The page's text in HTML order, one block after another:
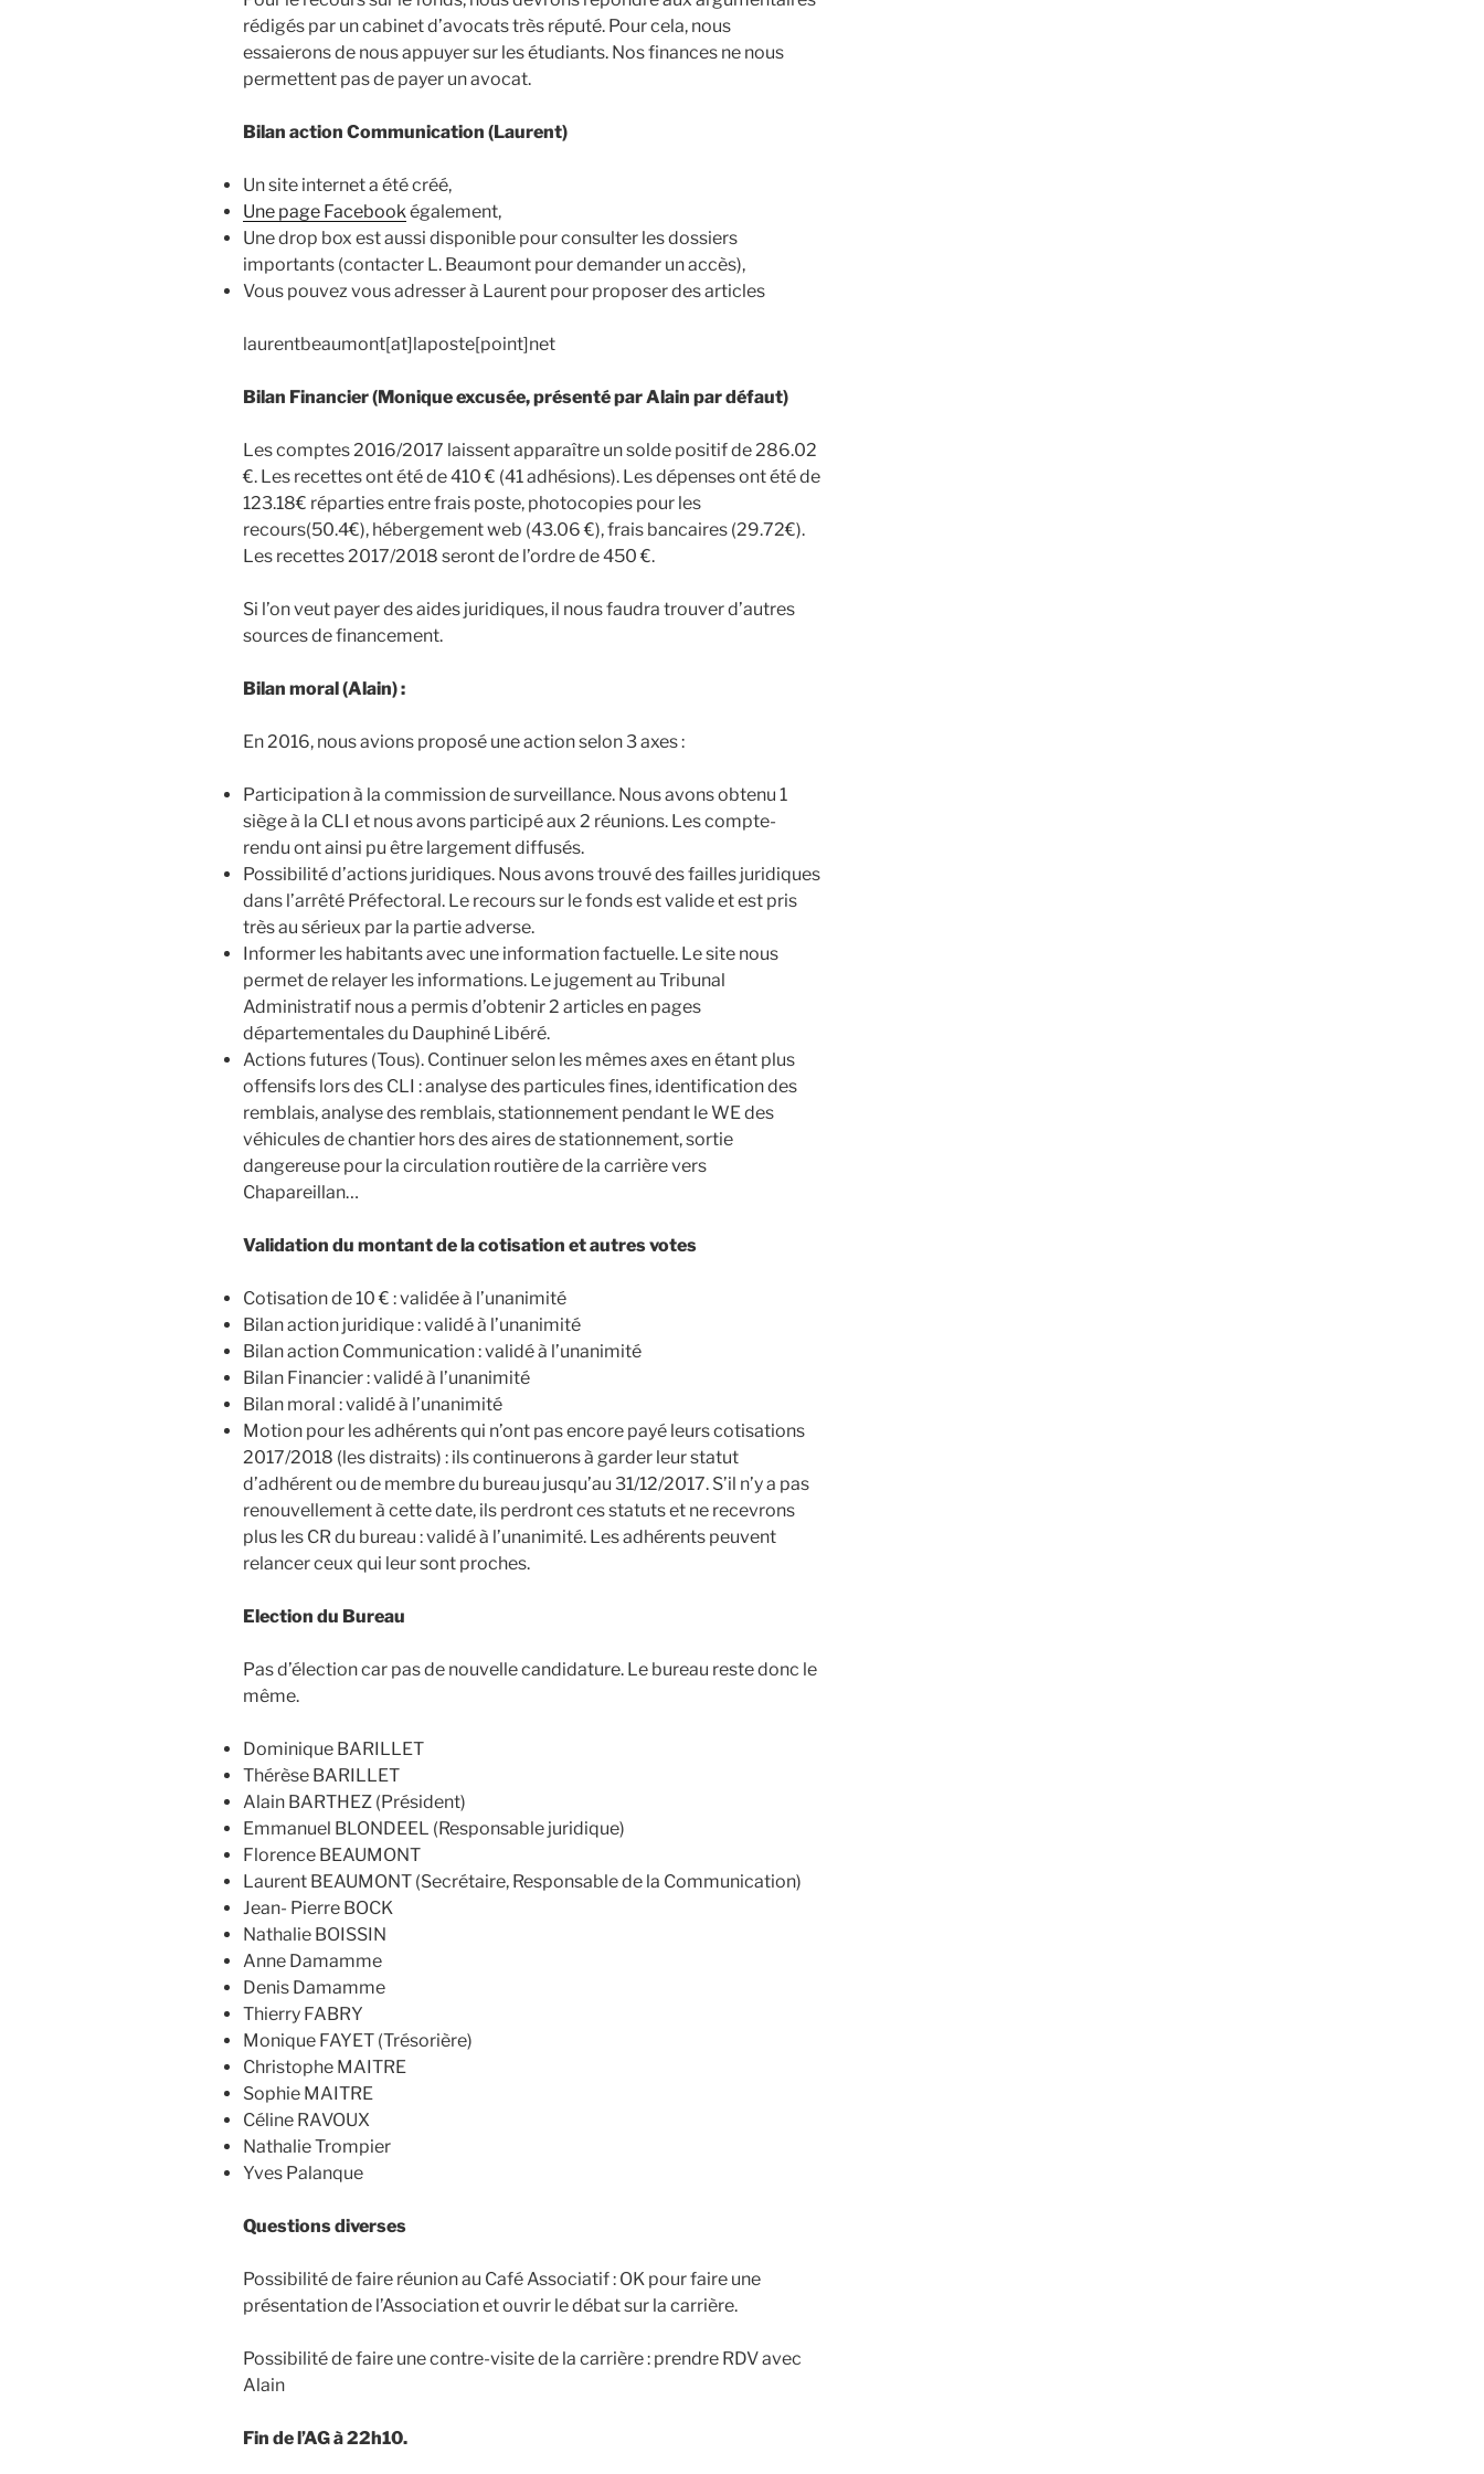
rédigés par un cabinet d’avocats très réputé. Pour cela, nous
essaierons de nous appuyer sur les étudiants. Nos finances ne nous
permettent pas de payer un avocat.
Bilan action Communication (Laurent)
Un site internet a été créé,
Une page Facebookégalement,
Une drop box est aussi disponible pour consulter les dossiers
importants (contacter L. Beaumont pour demander un accès),
Vous pouvez vous adresser à Laurent pour proposer des articles
laurentbeaumont[at]laposte[point]net
Bilan Financier (Monique excusée, présenté par Alain par défaut)
Les comptes 2016/2017 laissent apparaître un solde positif de 286.02
€. Les recettes ont été de 410 € (41 adhésions). Les dépenses ont été de
123.18€ réparties entre frais poste, photocopies pour les
recours(50.4€), hébergement web (43.06 €), frais bancaires (29.72€).
Les recettes 2017/2018 seront de l’ordre de 450 €.
Si l’on veut payer des aides juridiques, il nous faudra trouver d’autres
sources de financement.
Bilan moral (Alain) :
En 2016, nous avions proposé une action selon 3 axes :
Participation à la commission de surveillance. Nous avons obtenu 1
siège à la CLI et nous avons participé aux 2 réunions. Les compte-
rendu ont ainsi pu être largement diffusés.
Possibilité d’actions juridiques. Nous avons trouvé des failles juridiques
dans l’arrêté Préfectoral. Le recours sur le fonds est valide et est pris
très au sérieux par la partie adverse.
Informer les habitants avec une information factuelle. Le site nous
permet de relayer les informations. Le jugement au Tribunal
Administratif nous a permis d’obtenir 2 articles en pages
départementales du Dauphiné Libéré.
Actions futures (Tous). Continuer selon les mêmes axes en étant plus
offensifs lors des CLI : analyse des particules fines, identification des
remblais, analyse des remblais, stationnement pendant le WE des
véhicules de chantier hors des aires de stationnement, sortie
dangereuse pour la circulation routière de la carrière vers
Chapareillan…
Validation du montant de la cotisation et autres votes
Cotisation de 10 € : validée à l’unanimité
Bilan action juridique : validé à l’unanimité
Bilan action Communication : validé à l’unanimité
Bilan Financier : validé à l’unanimité
Bilan moral : validé à l’unanimité
Motion pour les adhérents qui n’ont pas encore payé leurs cotisations
2017/2018 (les distraits) : ils continuerons à garder leur statut
d’adhérent ou de membre du bureau jusqu’au 31/12/2017. S’il n’y a pas
renouvellement à cette date, ils perdront ces statuts et ne recevrons
plus les CR du bureau : validé à l’unanimité. Les adhérents peuvent
relancer ceux qui leur sont proches.
Election du Bureau
Pas d’élection car pas de nouvelle candidature. Le bureau reste donc le
même.
Dominique BARILLET
Thérèse BARILLET
Alain BARTHEZ (Président)
Emmanuel BLONDEEL (Responsable juridique)
Florence BEAUMONT
Laurent BEAUMONT (Secrétaire, Responsable de la Communication)
Jean- Pierre BOCK
Nathalie BOISSIN
Anne Damamme
Denis Damamme
Thierry FABRY
Monique FAYET (Trésorière)
Christophe MAITRE
Sophie MAITRE
Céline RAVOUX
Nathalie Trompier
Yves Palanque
Questions diverses
Possibilité de faire réunion au Café Associatif : OK pour faire une
présentation de l’Association et ouvrir le débat sur la carrière.
Possibilité de faire une contre-visite de la carrière : prendre RDV avec
Alain
Fin de l’AG à 22h10.